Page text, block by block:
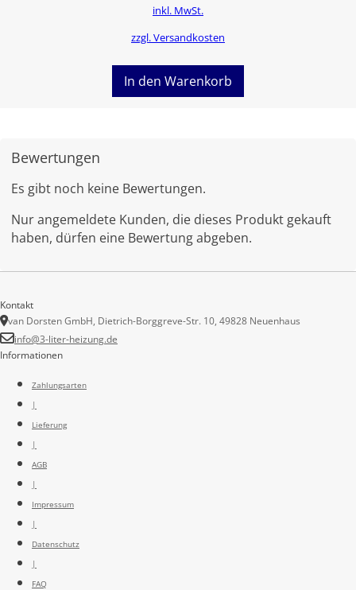
inkl. MwSt.
zzgl. Versandkosten
In den Warenkorb
Bewertungen
Es gibt noch keine Bewertungen.
Nur angemeldete Kunden, die dieses Produkt gekauft
haben, dürfen eine Bewertung abgeben.
Informationen
Zahlungsarten
|
Lieferung
|
AGB
|
Impressum
|
Datenschutz
|
FAQ
Kontakt
van Dorsten GmbH, Dietrich-Borggreve-Str. 10, 49828 Neuenhaus
info@3-liter-heizung.de